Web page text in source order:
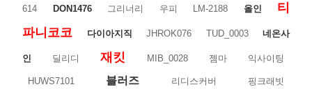
614 DON1476 그리너리 우피 LM-2188 올인
티
파니코코
다이아지직 JHROK076 TUD_0003 네온사
인 딜리디 재킷 MIB_0028 젬마 익사이팅
HUWS7101 블러즈 리디스커버 핑크래빗